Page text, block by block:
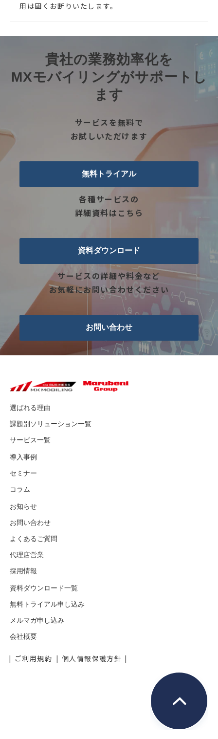
用は固くお断りいたします。
貴社の業務効率化を
MXモバイリングがサポートし
ます
サービスを無料で
お試しいただけます
無料トライアル
各種サービスの
詳細資料はこちら
資料ダウンロード
サービスの詳細や料金など
お気軽にお問い合わせください
お問い合わせ
選ばれる理由
課題別ソリューション一覧
サービス一覧
導入事例
セミナー
コラム
お知らせ
お問い合わせ
よくあるご質問
代理店営業
採用情報
資料ダウンロード一覧
無料トライアル申し込み
メルマガ申し込み
会社概要
ご利用規約 個人情報保護方針